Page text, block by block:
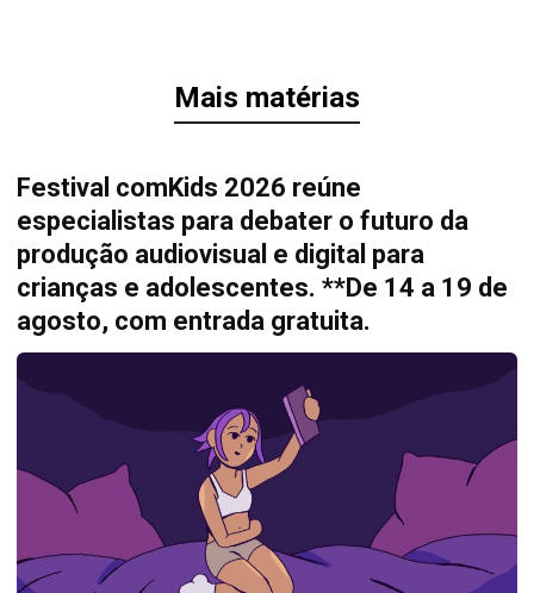
Mais matérias
Festival comKids 2026 reúne
especialistas para debater o futuro da
produção audiovisual e digital para
crianças e adolescentes. **De 14 a 19 de
agosto, com entrada gratuita.